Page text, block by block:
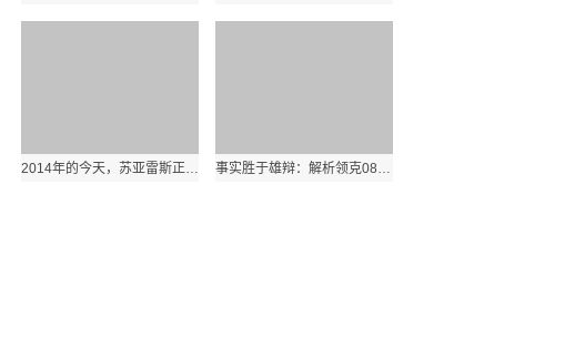
2014年的今天，苏亚雷斯正式亮相巴萨，一段传奇就此开启 事实胜于雄辩：解析领克08的非凡之处！